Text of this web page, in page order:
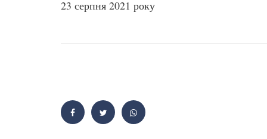
23 серпня 2021 року